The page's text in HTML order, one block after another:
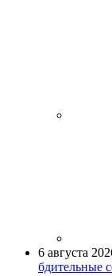
6 августа
бдительные